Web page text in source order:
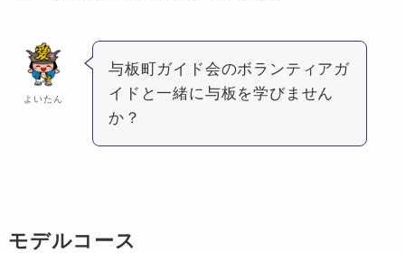
よいたん
与板町ガイド会のボランティアガ
イドと一緒に与板を学びません
か？
モデルコース